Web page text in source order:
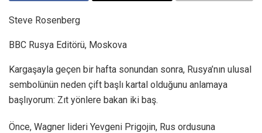
Steve Rosenberg
BBC Rusya Editörü, Moskova
Kargaşayla geçen bir hafta sonundan sonra, Rusya’nın ulusal
sembolünün neden çift başlı kartal olduğunu anlamaya
başlıyorum: Zıt yönlere bakan iki baş.
Önce, Wagner lideri Yevgeni Prigojin, Rus ordusuna